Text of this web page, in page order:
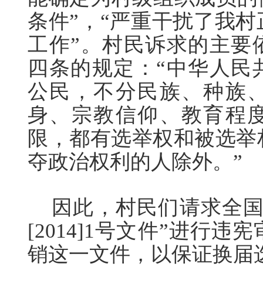
条件”，“严重干扰了我
工作”。村民诉求的主要
四条的规定：“中华人
公民，不分民族、种族
身、宗教信仰、教育程
限，都有选举权和被选
夺政治权利的人除外。”
因此，村民们请求全
[2014]1号文件”进行违
销这一文件，以保证换届